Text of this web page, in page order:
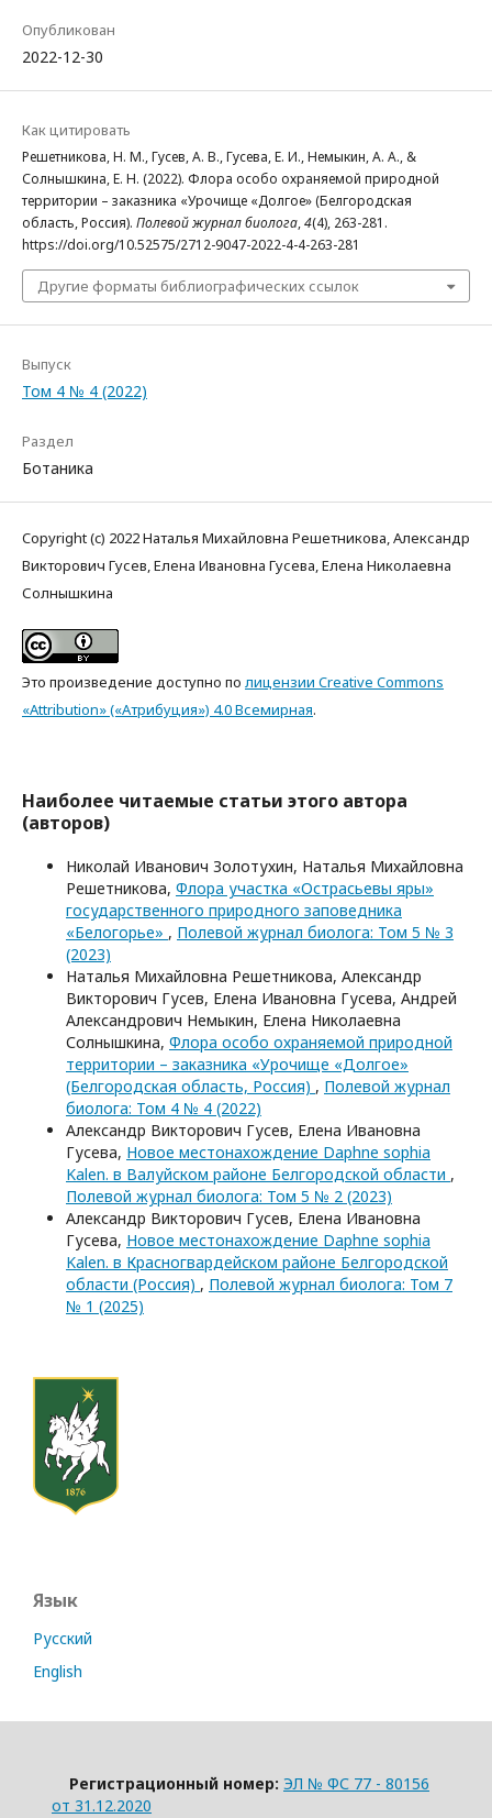
Опубликован
2022-12-30
Как цитировать
Решетникова, Н. М., Гусев, А. В., Гусева, Е. И., Немыкин, А. А., &
Солнышкина, Е. Н. (2022). Флора особо охраняемой природной
территории – заказника «Урочище «Долгое» (Белгородская
область, Россия). Полевой журнал биолога,4(4), 263-281.
https://doi.org/10.52575/2712-9047-2022-4-4-263-281
Другие форматы библиографических ссылок
Выпуск
Том 4 № 4 (2022)
Раздел
Ботаника
Copyright (c) 2022 Наталья Михайловна Решетникова, Александр
Викторович Гусев, Елена Ивановна Гусева, Елена Николаевна
Солнышкина
Это произведение доступно по лицензии Creative Commons
«Attribution» («Атрибуция») 4.0 Всемирная.
Наиболее читаемые статьи этого автора
(авторов)
Николай Иванович Золотухин, Наталья Михайловна
Решетникова, Флора участка «Острасьевы яры»
государственного природного заповедника
«Белогорье» , Полевой журнал биолога: Том 5 № 3
(2023)
Наталья Михайловна Решетникова, Александр
Викторович Гусев, Елена Ивановна Гусева, Андрей
Александрович Немыкин, Елена Николаевна
Солнышкина, Флора особо охраняемой природной
территории – заказника «Урочище «Долгое»
(Белгородская область, Россия) , Полевой журнал
биолога: Том 4 № 4 (2022)
Александр Викторович Гусев, Елена Ивановна
Гусева, Новое местонахождение Daphne sophia
Kalen. в Валуйском районе Белгородской области ,
Полевой журнал биолога: Том 5 № 2 (2023)
Александр Викторович Гусев, Елена Ивановна
Гусева, Новое местонахождение Daphne sophia
Kalen. в Красногвардейском районе Белгородской
области (Россия) , Полевой журнал биолога: Том 7
№ 1 (2025)
Язык
Русский
English
Регистрационный номер: ЭЛ № ФС 77 - 80156
от 31.12.2020